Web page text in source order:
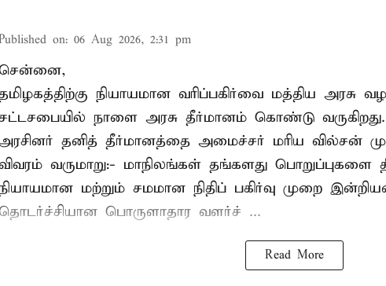
on: 06 Aug 2026, 2:31 pm
நியாயமான வரிப்பகிர்வை மத்திய அரசு
நாளை அரசு தீர்மானம் கொண்டு
தனித் தீர்மானத்தை அமைச்சர் மரிய
வருமாறு:- மாநிலங்கள் தங்களது பொறுப்புகளை
நியாயமான மற்றும் சமமான நிதிப் பகிர்வு முறை
பொருளாதார வளர்ச் ...
Read More